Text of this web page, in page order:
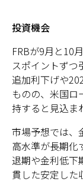
投資機会
FRBが9月と10
スポイントず
追加利下げや
ものの、米国ロ
持すると見込ま
市場予想では、
高水準が長期化
退期や金利低下
貫した安定した